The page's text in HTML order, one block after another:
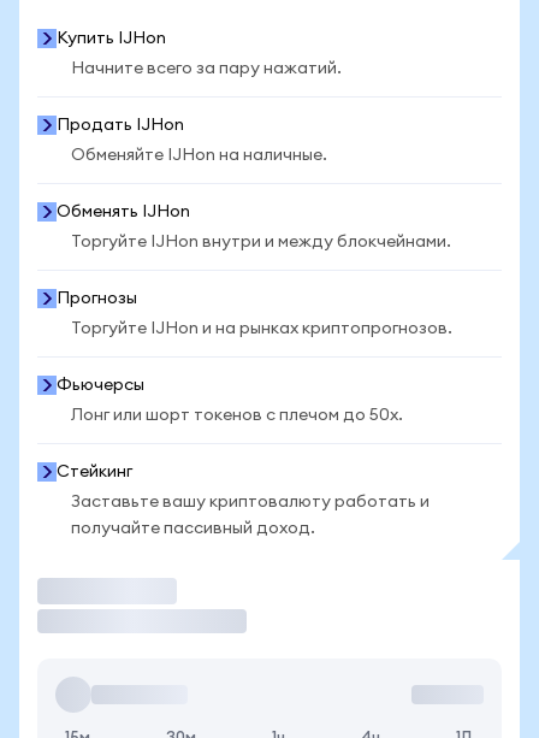
Купить IJHon
Начните всего за пару нажатий.
Продать IJHon
Обменяйте IJHon на наличные.
Обменять IJHon
Торгуйте IJHon внутри и между блокчейнами.
Прогнозы
Торгуйте IJHon и на рынках криптопрогнозов.
Фьючерсы
Лонг или шорт токенов с плечом до 50x.
Стейкинг
Заставьте вашу криптовалюту работать и
получайте пассивный доход.